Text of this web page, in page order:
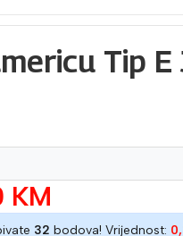
Tip
KM
32 bodova! Vrijednost: